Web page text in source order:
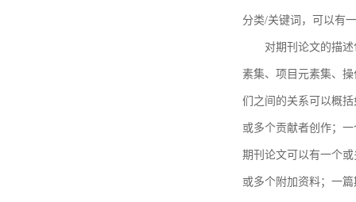
分类/关键词，可以有
对期刊论文的描
素集、项目元素集、
们之间的关系可以概
或多个贡献者创作；
期刊论文可以有一个
或多个附加资料；一